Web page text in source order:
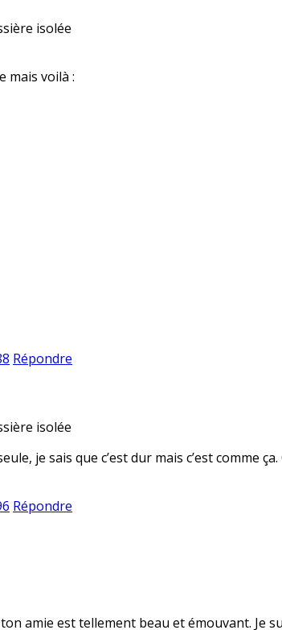
isolée
mais voilà :
Répondre
isolée
je sais que c’est dur mais c’est comme
Répondre
amie est tellement beau et émouvant. Je